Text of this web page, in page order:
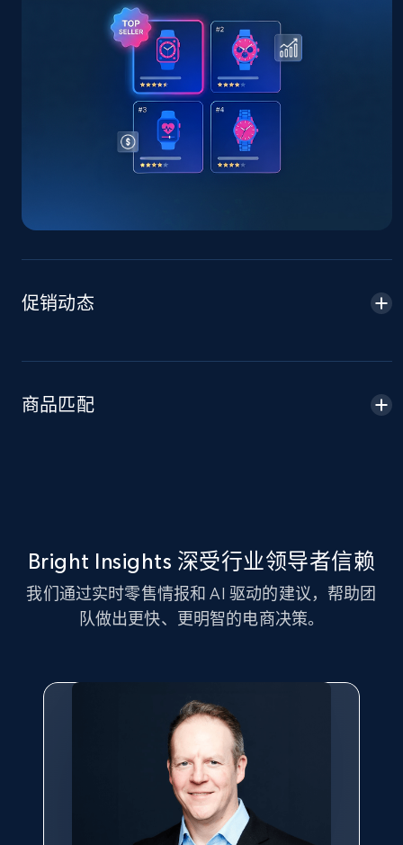
TikTok Shop - Collect TikTok shop products
by keywords search
URL, Title, Available, Description, Currency, Initial
price, Final price, Discount percent, and more.
668+
price, Final price, Discount percent, and more.
5.4K+
Amazon sellers info
URL, Product id, Title, Seller name, Seller rating,
Seller reviews, Breadcrumbs, Root category, and
eBay - Gather data on products using
URL, Product id, Title, Seller name, Seller rating,
促销动态
商品匹配
Bright Insights 深受行业领导者信赖
我们通过实时零售情报和 AI 驱动的建议，帮助团
队做出更快、更明智的电商决策。